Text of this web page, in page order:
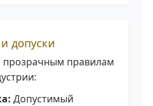
допуски
правилам
Допустимый